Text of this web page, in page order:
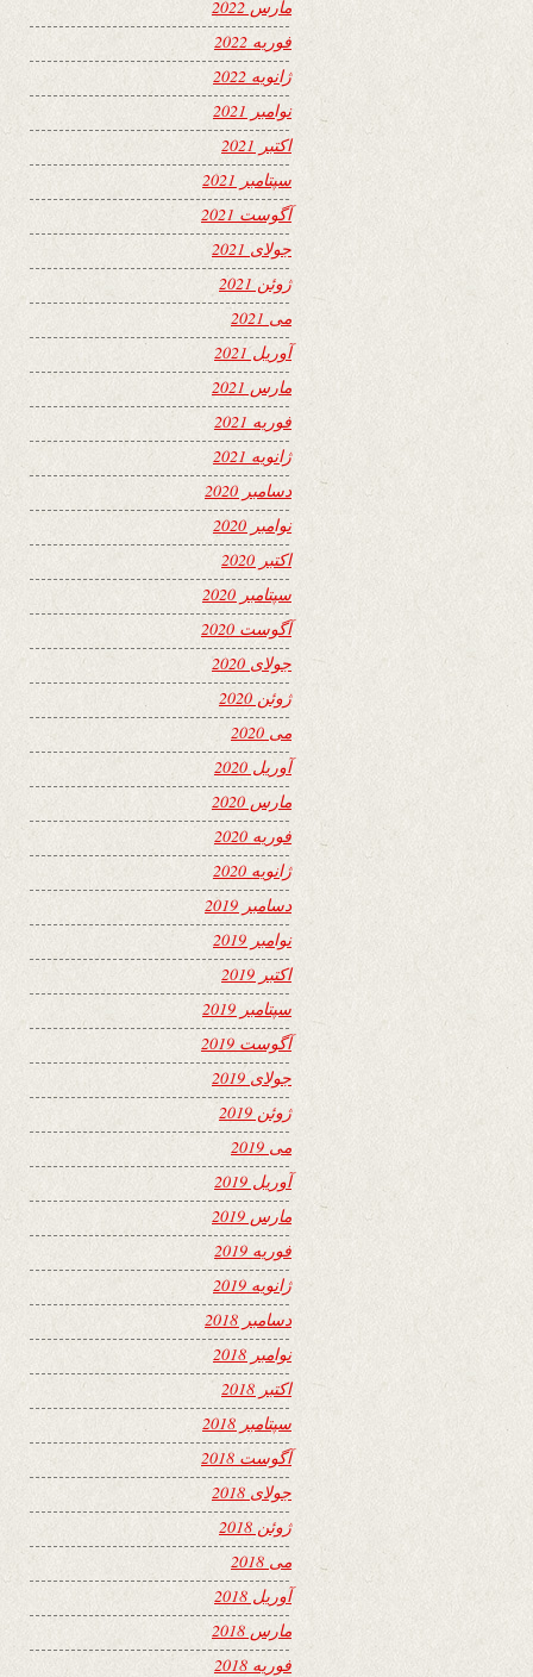
مارس 2022
فوریه 2022
ژانویه 2022
نوامبر 2021
اکتبر 2021
سپتامبر 2021
آگوست 2021
جولای 2021
ژوئن 2021
می 2021
آوریل 2021
مارس 2021
فوریه 2021
ژانویه 2021
دسامبر 2020
نوامبر 2020
اکتبر 2020
سپتامبر 2020
آگوست 2020
جولای 2020
ژوئن 2020
می 2020
آوریل 2020
مارس 2020
فوریه 2020
ژانویه 2020
دسامبر 2019
نوامبر 2019
اکتبر 2019
سپتامبر 2019
آگوست 2019
جولای 2019
ژوئن 2019
می 2019
آوریل 2019
مارس 2019
فوریه 2019
ژانویه 2019
دسامبر 2018
نوامبر 2018
اکتبر 2018
سپتامبر 2018
آگوست 2018
جولای 2018
ژوئن 2018
می 2018
آوریل 2018
مارس 2018
فوریه 2018